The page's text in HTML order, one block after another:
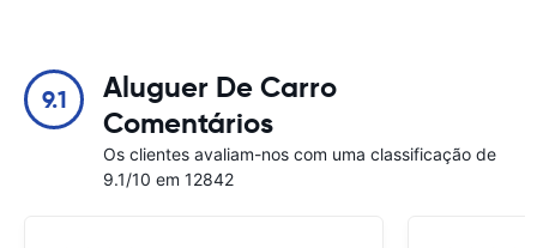
9.1
Aluguer De Carro
Comentários
Os clientes avaliam-nos com uma classificação de
9.1/10 em 12842